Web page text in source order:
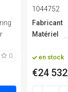
0
1044752
Fabricant
Matériel
en stock
€24 532